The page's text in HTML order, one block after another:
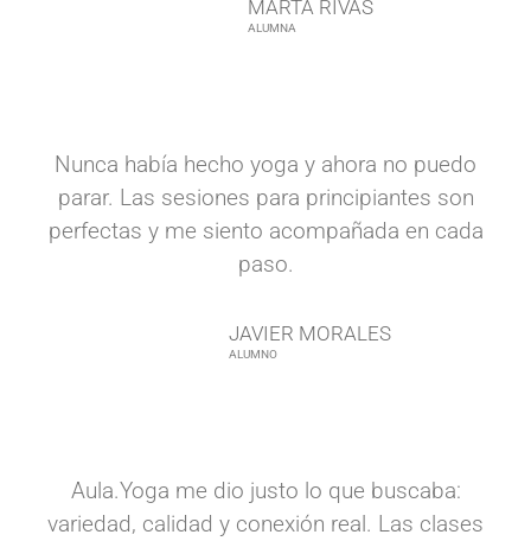
MARTA RIVAS
ALUMNA
Nunca había hecho yoga y ahora no puedo
parar. Las sesiones para principiantes son
perfectas y me siento acompañada en cada
paso.
JAVIER MORALES
ALUMNO
Aula.Yoga me dio justo lo que buscaba:
variedad, calidad y conexión real. Las clases